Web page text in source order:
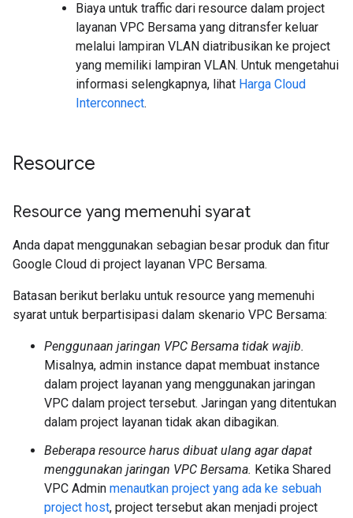
Biaya untuk traffic dari resource dalam project
layanan VPC Bersama yang ditransfer keluar
melalui lampiran VLAN diatribusikan ke project
yang memiliki lampiran VLAN. Untuk mengetahui
informasi selengkapnya, lihat Harga Cloud
Interconnect.
Resource
Resource yang memenuhi syarat
Anda dapat menggunakan sebagian besar produk dan fitur
Google Cloud di project layanan VPC Bersama.
Batasan berikut berlaku untuk resource yang memenuhi
syarat untuk berpartisipasi dalam skenario VPC Bersama:
Penggunaan jaringan VPC Bersama tidak wajib.
Misalnya, admin instance dapat membuat instance
dalam project layanan yang menggunakan jaringan
VPC dalam project tersebut. Jaringan yang ditentukan
dalam project layanan tidak akan dibagikan.
Beberapa resource harus dibuat ulang agar dapat
menggunakan jaringan VPC Bersama. Ketika Shared
VPC Admin menautkan project yang ada ke sebuah
project host, project tersebut akan menjadi project